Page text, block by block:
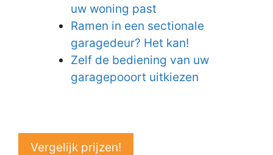
uw woning past
Ramen in een sectionale
garagedeur? Het kan!
Zelf de bediening van uw
garagepooort uitkiezen
Vergelijk prijzen!